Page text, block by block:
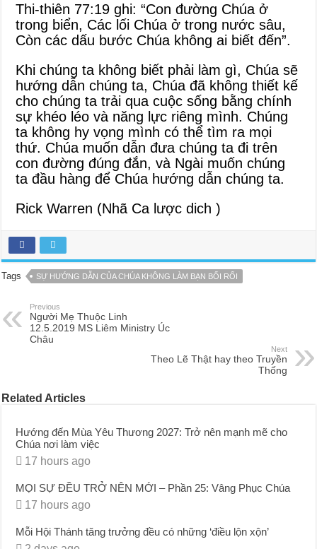
Thi-thiên 77:19 ghi: “Con đường Chúa ở
trong biển, Các lối Chúa ở trong nước sâu,
Còn các dấu bước Chúa không ai biết đến”.
Khi chúng ta không biết phải làm gì, Chúa sẽ
hướng dẫn chúng ta, Chúa đã không thiết kế
cho chúng ta trải qua cuộc sống bằng chính
sự khéo léo và năng lực riêng mình. Chúng
ta không hy vọng mình có thể tìm ra mọi
thứ. Chúa muốn dẫn đưa chúng ta đi trên
con đường đúng đắn, và Ngài muốn chúng
ta đầu hàng để Chúa hướng dẫn chúng ta.
Rick Warren (Nhã Ca lược dich )
Tags SỰ HƯỚNG DẪN CỦA CHÚA KHÔNG LÀM BẠN BỐI RỐI
Previous
Người Mẹ Thuộc Linh
12.5.2019 MS Liêm Ministry Úc
Châu
Next
Theo Lẽ Thật hay theo Truyền
Thống
Related Articles
Hướng đến Mùa Yêu Thương 2027: Trở nên mạnh mẽ cho
Chúa nơi làm việc
17 hours ago
MỌI SỰ ĐỀU TRỞ NÊN MỚI – Phần 25: Vâng Phục Chúa
17 hours ago
Mỗi Hội Thánh tăng trưởng đều có những ‘điều lộn xộn’